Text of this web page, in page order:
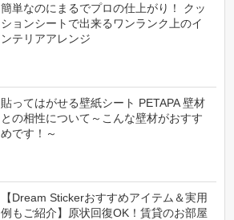
簡単なのにまるでプロの仕上がり！ クッ
ションシートで出来るワンランク上のイ
ンテリアアレンジ
貼ってはがせる壁紙シート PETAPA 壁材
との相性について～こんな壁材がおすす
めです！～
【Dream Stickerおすすめアイテム＆実用
例もご紹介】原状回復OK！賃貸のお部屋